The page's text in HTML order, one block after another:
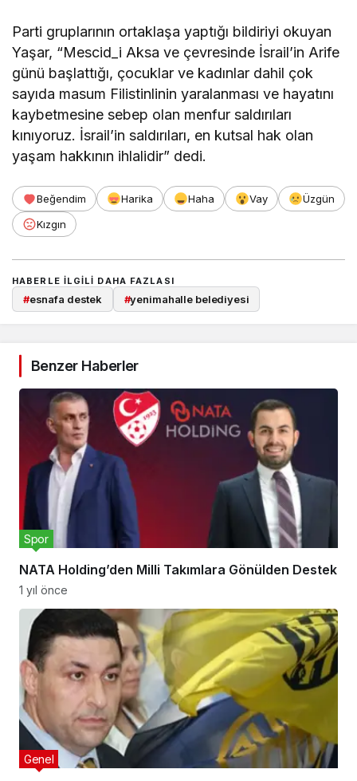
Parti gruplarının ortaklaşa yaptığı bildiriyi okuyan
Yaşar, “Mescid_i Aksa ve çevresinde İsrail’in Arife
günü başlattığı, çocuklar ve kadınlar dahil çok
sayıda masum Filistinlinin yaralanması ve hayatını
kaybetmesine sebep olan menfur saldırıları
kınıyoruz. İsrail’in saldırıları, en kutsal hak olan
yaşam hakkının ihlalidir” dedi.
Beğendim Harika Haha Vay
Üzgün
Kızgın
HABERLE ILGILI DAHA FAZLASI
#esnafa destek #yenimahalle belediyesi
Benzer Haberler
NATA Holding’den Milli Takımlara Gönülden Destek
Spor
1 yıl önce
Genel